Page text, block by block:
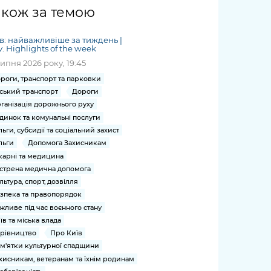
Безбар'єрність
Київська міська військова
адміністрація
Портал послуг
Міський застосунок Київ
Цифровий
Важливе під час
воєнного стану
міській військовій
адміністрації
«Ініціатива
«Партнерство
«Відкритий Уряд» –
місцевий рівень»
Важливе під час
воєнного стану
дій чи
про
на
дашборди
та
/
журналіст
ський
запит /
Submitting
a media
request
за темою
найважливіше за тиждень |
Highlights of the week
2026 року, 19:45
транспорт та парковки
транспорт
Дороги
дорожнього руху
та комунальні послуги
субсидії та соціальний захист
Допомога Захисникам
та медицина
медична допомога
спорт, дозвілля
та правопорядок
під час воєнного стану
та міська влада
Про Київ
культурної спадщини
ветеранам та їхнім родинам